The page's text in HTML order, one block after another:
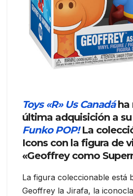
Toys «R» Us Canadáha
última adquisición a
Funko POP!La
Icons con la figura de
«Geoffrey como
La figura coleccionable está
Geoffrey la Jirafa, la